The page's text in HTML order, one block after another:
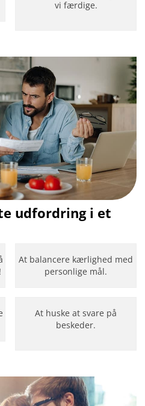
vi færdige.
udfordring i et
At balancere kærlighed med
personlige mål.
At huske at svare på
beskeder.